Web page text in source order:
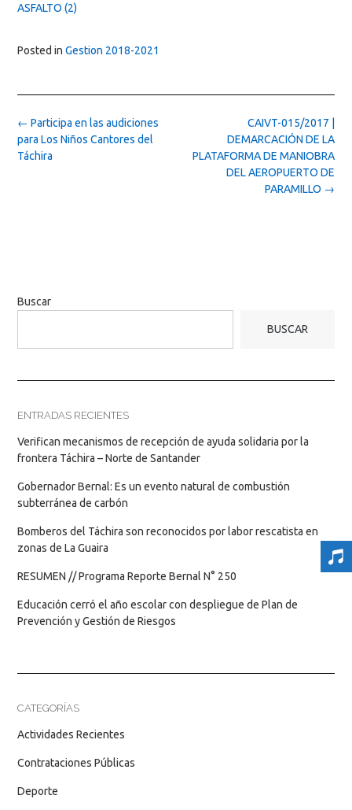
ASFALTO (2)
Posted in Gestion 2018-2021
Post
navigation
CAIVT-015/2017 |
DEMARCACIÓN DE LA
PLATAFORMA DE MANIOBRA
DEL AEROPUERTO DE
PARAMILLO →
← Participa en las audiciones
para Los Niños Cantores del
Táchira
Buscar
BUSCAR
ENTRADAS RECIENTES
Verifican mecanismos de recepción de ayuda solidaria por la
frontera Táchira – Norte de Santander
Gobernador Bernal: Es un evento natural de combustión
subterránea de carbón
Bomberos del Táchira son reconocidos por labor rescatista en
zonas de La Guaira
RESUMEN // Programa Reporte Bernal N° 250
Educación cerró el año escolar con despliegue de Plan de
Prevención y Gestión de Riesgos
CATEGORÍAS
Actividades Recientes
Contrataciones Públicas
Deporte